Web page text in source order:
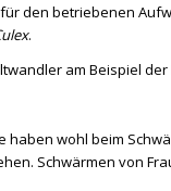
den betriebenen
.
am Beispiel
haben wohl beim
Schwärmen von